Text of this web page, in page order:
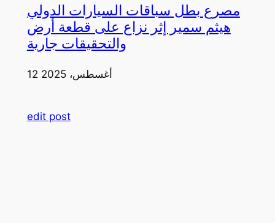
مصرع بطل سباقات السيارات الدولي
هيثم سمير إثر نزاع على قطعة أرض
والتحقيقات جارية
12 أغسطس، 2025
edit post